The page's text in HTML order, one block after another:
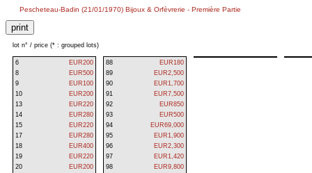
Pescheteau-Badin (21/01/1970) Bijoux & Orfèvrerie - Première Partie
lot n° / price (* : grouped lots)
6
EUR200
8
EUR500
9
EUR100
10
EUR200
13
EUR220
14
EUR280
15
EUR220
17
EUR280
18
EUR400
19
EUR220
20
EUR200
88
EUR180
89
EUR2,500
90
EUR1,700
91
EUR7,500
92
EUR850
93
EUR500
94
EUR69,000
95
EUR1,900
96
EUR2,300
97
EUR1,420
98
EUR9,800